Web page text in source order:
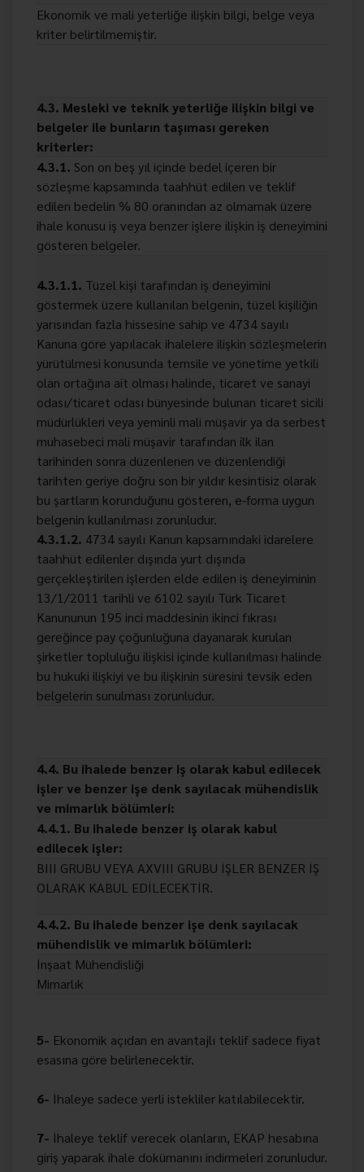
Ekonomik ve mali yeterliğe ilişkin bilgi, belge veya
kriter belirtilmemiştir.
4.3. Mesleki ve teknik yeterliğe ilişkin bilgi ve
belgeler ile bunların taşıması gereken
kriterler:
4.3.1. Son on beş yıl içinde bedel içeren bir
sözleşme kapsamında taahhüt edilen ve teklif
edilen bedelin % 80 oranından az olmamak üzere
ihale konusu iş veya benzer işlere ilişkin iş deneyimini
gösteren belgeler.
4.3.1.1. Tüzel kişi tarafından iş deneyimini
göstermek üzere kullanılan belgenin, tüzel kişiliğin
yarısından fazla hissesine sahip ve 4734 sayılı
Kanuna göre yapılacak ihalelere ilişkin sözleşmelerin
yürütülmesi konusunda temsile ve yönetime yetkili
olan ortağına ait olması halinde, ticaret ve sanayi
odası/ticaret odası bünyesinde bulunan ticaret sicili
müdürlükleri veya yeminli mali müşavir ya da serbest
muhasebeci mali müşavir tarafından ilk ilan
tarihinden sonra düzenlenen ve düzenlendiği
tarihten geriye doğru son bir yıldır kesintisiz olarak
bu şartların korunduğunu gösteren, e-forma uygun
belgenin kullanılması zorunludur.
4.3.1.2. 4734 sayılı Kanun kapsamındaki idarelere
taahhüt edilenler dışında yurt dışında
gerçekleştirilen işlerden elde edilen iş deneyiminin
13/1/2011 tarihli ve 6102 sayılı Türk Ticaret
Kanununun 195 inci maddesinin ikinci fıkrası
gereğince pay çoğunluğuna dayanarak kurulan
şirketler topluluğu ilişkisi içinde kullanılması halinde
bu hukuki ilişkiyi ve bu ilişkinin süresini tevsik eden
belgelerin sunulması zorunludur.
4.4. Bu ihalede benzer iş olarak kabul edilecek
işler ve benzer işe denk sayılacak mühendislik
ve mimarlık bölümleri:
4.4.1. Bu ihalede benzer iş olarak kabul
edilecek işler:
BIII GRUBU VEYA AXVIII GRUBU İŞLER BENZER İŞ
OLARAK KABUL EDİLECEKTİR.
4.4.2. Bu ihalede benzer işe denk sayılacak
mühendislik ve mimarlık bölümleri:
İnşaat Mühendisliği
Mimarlık
5- Ekonomik açıdan en avantajlı teklif sadece fiyat
esasına göre belirlenecektir.
6- İhaleye sadece yerli istekliler katılabilecektir.
7- İhaleye teklif verecek olanların, EKAP hesabına
giriş yaparak ihale dokümanını indirmeleri zorunludur.